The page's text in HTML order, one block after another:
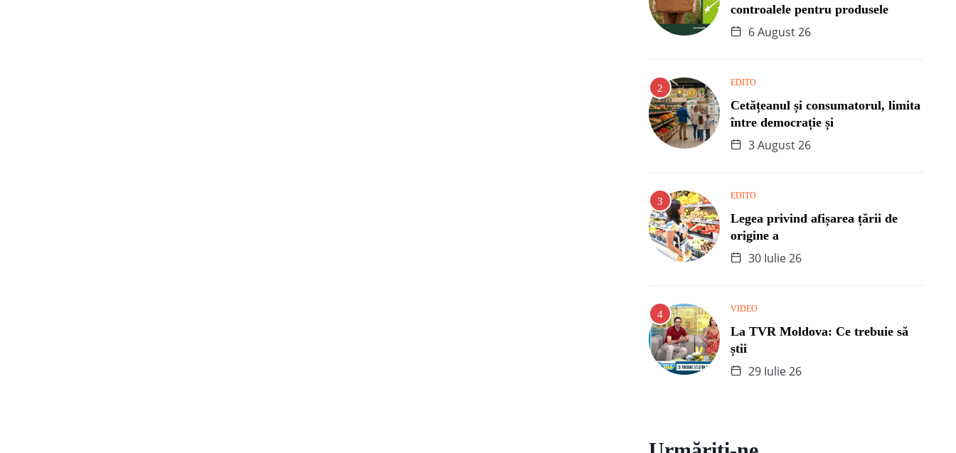
controalele pentru produsele
6 August 26
EDITO
Cetățeanul și consumatorul, limita
între democrație și
3 August 26
EDITO
Legea privind afișarea țării de
origine a
30 Iulie 26
VIDEO
La TVR Moldova: Ce trebuie să
știi
29 Iulie 26